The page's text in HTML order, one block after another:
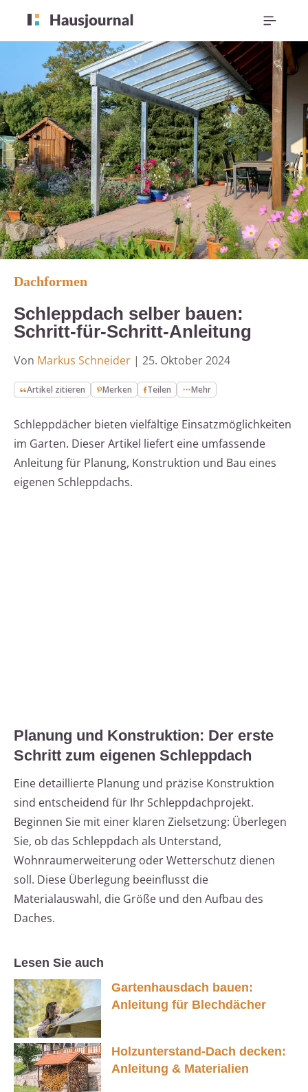
Dachformen
Schleppdach selber bauen:
Schritt-für-Schritt-Anleitung
Von Markus Schneider | 25. Oktober 2024
Artikel zitieren Merken Teilen Mehr
Schleppdächer bieten vielfältige Einsatzmöglichkeiten
im Garten. Dieser Artikel liefert eine umfassende
Anleitung für Planung, Konstruktion und Bau eines
eigenen Schleppdachs.
Planung und Konstruktion: Der erste
Schritt zum eigenen Schleppdach
Eine detaillierte Planung und präzise Konstruktion
sind entscheidend für Ihr Schleppdachprojekt.
Beginnen Sie mit einer klaren Zielsetzung: Überlegen
Sie, ob das Schleppdach als Unterstand,
Wohnraumerweiterung oder Wetterschutz dienen
soll. Diese Überlegung beeinflusst die
Materialauswahl, die Größe und den Aufbau des
Daches.
Lesen Sie auch
Gartenhausdach bauen:
Anleitung für Blechdächer
Holzunterstand-Dach decken:
Anleitung & Materialien